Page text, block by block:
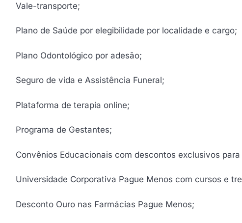
Vale-transporte;
Plano de Saúde por elegibilidade por localidade e cargo;
Plano Odontológico por adesão;
Seguro de vida e Assistência Funeral;
Plataforma de terapia online;
Programa de Gestantes;
Convênios Educacionais com descontos exclusivos
Universidade Corporativa Pague Menos com cursos e
Desconto Ouro nas Farmácias Pague Menos;